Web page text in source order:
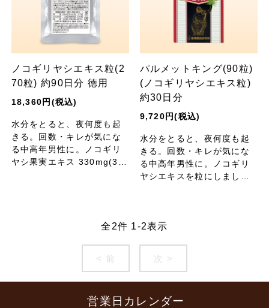
ノコギリヤシエキス粒(2
70粒) 約90日分 徳用
18,360円(税込)
水分をとると、夜何度も起
きる。回数・キレが気にな
る中高年男性に。ノコギリ
ヤシ果実エキス 330mg(3粒
パルメットキング(90粒)
(ノコギリヤシエキス粒)
約30日分
9,720円(税込)
水分をとると、夜何度も起
きる。回数・キレが気にな
る中高年男性に。ノコギリ
ヤシエキスを粒にしまし
全 2件 1-2表示
< 前 次 >
営業日カレンダー